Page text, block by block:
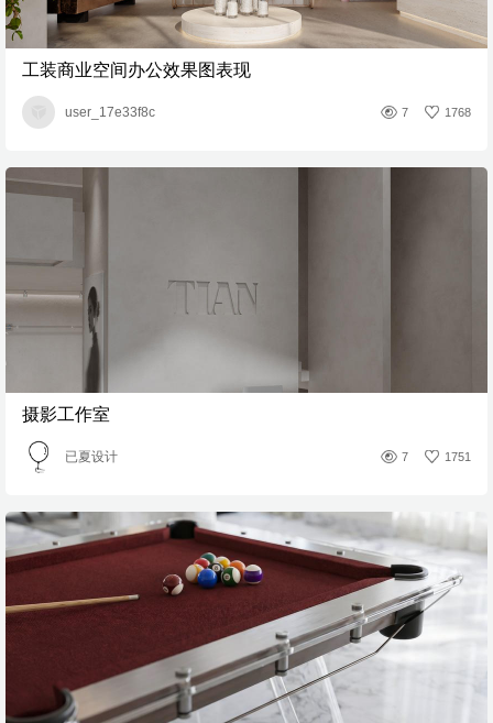
工装商业空间办公效果图表现
user_17e33f8c 7 1768
摄影工作室
已夏设计 7 1751